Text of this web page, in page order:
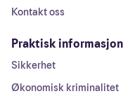
Kontakt oss
Praktisk informasjon
Sikkerhet
Økonomisk kriminalitet